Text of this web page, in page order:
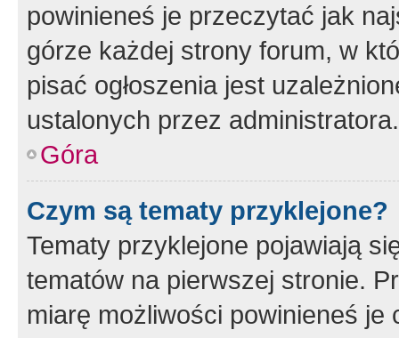
powinieneś je przeczytać jak
górze każdej strony forum, w
pisać ogłoszenia jest
ustalonych przez administratora.
Góra
Czym są tematy przyklejone?
Tematy przyklejone pojawiają
tematów na pierwszej stronie.
miarę możliwości powinieneś je